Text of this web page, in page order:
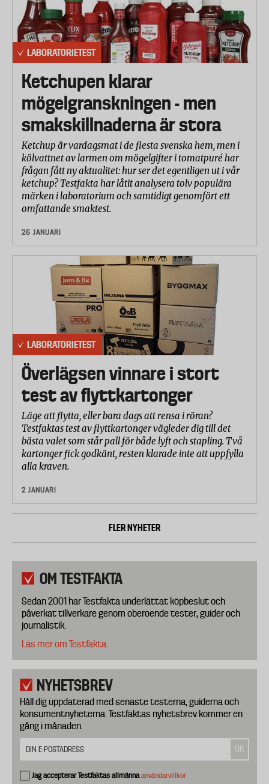
LABORATORIETEST
Ketchupen klarar
mögelgranskningen - men
smakskillnaderna är stora
Ketchup är vardagsmat i de flesta svenska hem, men i
kölvattnet av larmen om mögelgifter i tomatpuré har
frågan fått ny aktualitet: hur ser det egentligen ut i vår
ketchup? Testfakta har låtit analysera tolv populära
märken i laboratorium och samtidigt genomfört ett
omfattande smaktest.
26 JANUARI
LABORATORIETEST
Överlägsen vinnare i stort
test av flyttkartonger
Läge att flytta, eller bara dags att rensa i röran?
Testfaktas test av flyttkartonger vägleder dig till det
bästa valet som står pall för både lyft och stapling. Två
kartonger fick godkänt, resten klarade inte att uppfylla
alla kraven.
2 JANUARI
FLER NYHETER
OM TESTFAKTA
Sedan 2001 har Testfakta underlättat köpbeslut och
påverkat tillverkare genom oberoende tester, guider och
journalistik.
Läs mer om Testfakta.
NYHETSBREV
Håll dig uppdaterad med senaste testerna, guiderna och
konsumentnyheterna. Testfaktas nyhetsbrev kommer en
gång i månaden.
Jag accepterar Testfaktas allmännaanvändarvillkor